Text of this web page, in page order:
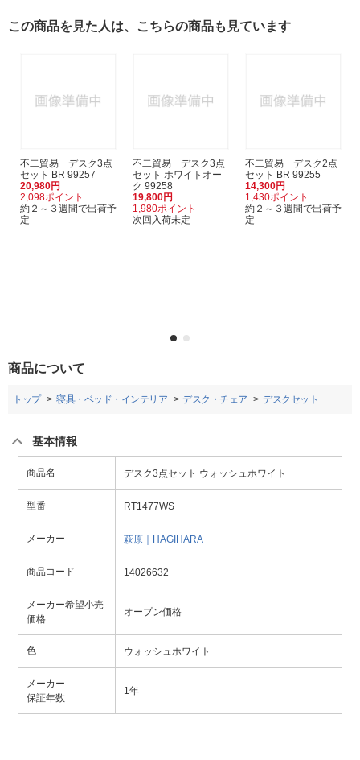
この商品を見た人は、こちらの商品も見ています
不二貿易 デスク3点
セット BR 99257
20,980円
2,098ポイント
約２～３週間で出荷予
定
不二貿易 デスク3点
セット ホワイトオー
ク 99258
19,800円
1,980ポイント
次回入荷未定
不二貿易 デスク2点
セット BR 99255
14,300円
1,430ポイント
約２～３週間で出荷予
定
商品について
トップ 寝具・ベッド・インテリア デスク・チェア デスクセット
基本情報
商品名 デスク3点セット ウォッシュホワイト
型番 RT1477WS
メーカー 萩原｜HAGIHARA
商品コード 14026632
メーカー希望小売
価格
オープン価格
色 ウォッシュホワイト
メーカー
保証年数
1年